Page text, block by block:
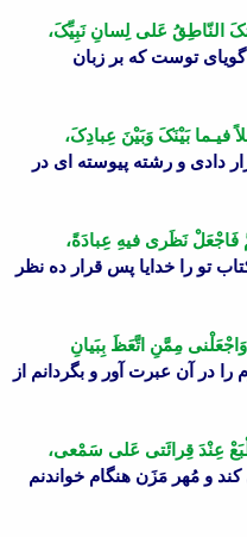
النّاطِقُ عَلى لِسانِ نَبِیِّکَ،
گویاى توست که بر زبان
فیـما بَیْنَکَ وَبَیْنَ عِبادِکَ،
دادى و رشته پیوسته اى در
فَاجْعَلْ نَظَرى فیهِ عِبادَةً،
تو را خدایا پس قرار ده نظر
وَاجْعَلْنى مِمَّنِ اتَّعَظَ بِبَیانِ
را در آن عبرت آور و بگردانم از
عِنْدَ قِرائَتى عَلى سَمْعى،
و مُهر مَزَن هنگام خواندنم